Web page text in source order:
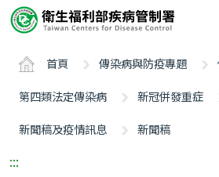
要
ALT+C
首頁 傳染病與防疫專題
第四類法定傳染病
新冠併發重症
新聞稿及疫情訊息
新聞稿
:::